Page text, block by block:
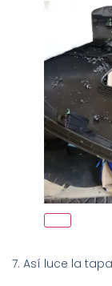
7. Así luce la